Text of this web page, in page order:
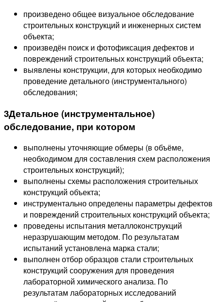
произведено общее визуальное обследование
строительных конструкций и инженерных систем
объекта;
произведён поиск и фотофиксация дефектов и
повреждений строительных конструкций объекта;
выявлены конструкции, для которых необходимо
проведение детального (инструментального)
обследования;
3Детальное (инструментальное)
обследование, при котором
выполнены уточняющие обмеры (в объёме,
необходимом для составления схем расположения
строительных конструкций);
выполнены схемы расположения строительных
конструкций объекта;
инструментально определены параметры дефектов
и повреждений строительных конструкций объекта;
проведены испытания металлоконструкций
неразрушающим методом. По результатам
испытаний установлена марка стали;
выполнен отбор образцов стали строительных
конструкций сооружения для проведения
лабораторной химического анализа. По
результатам лабораторных исследований